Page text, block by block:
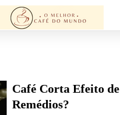
Café Corta Efeito de
Remédios?